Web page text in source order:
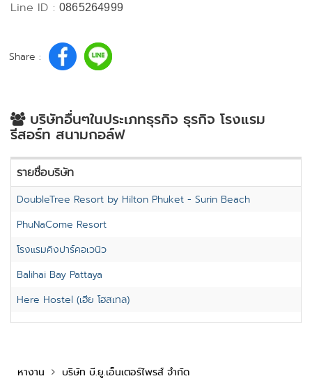
Line ID : 0865264999
Share :
บริษัทอื่นๆในประเภทธุรกิจ ธุรกิจ โรงแรม
รีสอร์ท สนามกอล์ฟ
รายชื่อบริษัท
DoubleTree Resort by Hilton Phuket - Surin Beach
PhuNaCome Resort
โรงแรมคิงปาร์คอเวนิว
Balihai Bay Pattaya
Here Hostel (เฮีย โฮสเทล)
หางาน บริษัท บี.ยู.เอ็นเตอร์ไพรส์ จำกัด